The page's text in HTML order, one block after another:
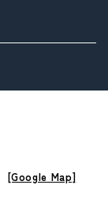
[Google Map]